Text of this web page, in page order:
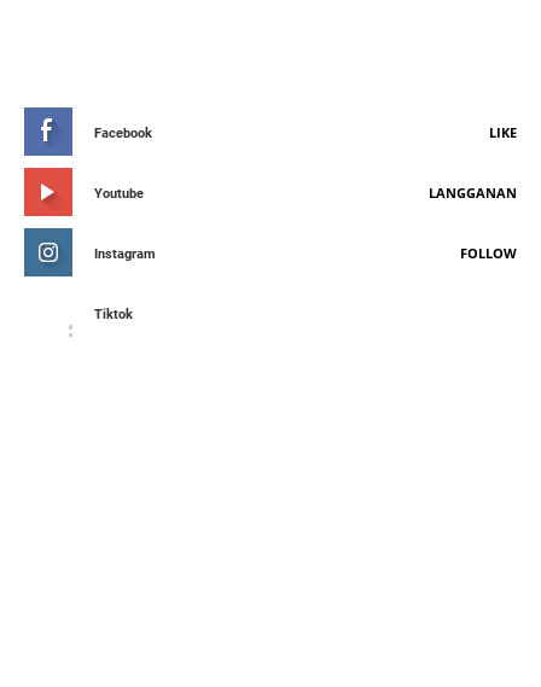
Facebook LIKE
Youtube LANGGANAN
Instagram FOLLOW
Tiktok